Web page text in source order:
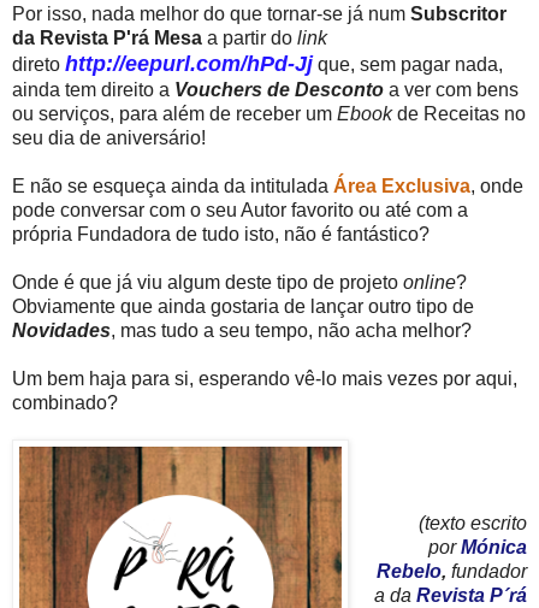
Por isso, nada melhor do que tornar-se já num Subscritor
da Revista P'rá Mesa a partir do link
direto http://eepurl.com/hPd-Jj que, sem pagar nada,
ainda tem direito a Vouchers de Desconto a ver com bens
ou serviços, para além de receber um Ebookde Receitas no
seu dia de aniversário!
E não se esqueça ainda da intitulada Área Exclusiva, onde
pode conversar com o seu Autor favorito ou até com a
própria Fundadora de tudo isto, não é fantástico?
Onde é que já viu algum deste tipo de projeto online?
Obviamente que ainda gostaria de lançar outro tipo de
Novidades, mas tudo a seu tempo, não acha melhor?
Um bem haja para si, esperando vê-lo mais vezes por aqui,
combinado?
(texto escrito
porMónica
Rebelo, fundador
a da Revista P´rá